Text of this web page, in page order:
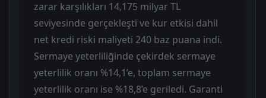
zarar karşılıkları 14,175 milyar TL
seviyesinde gerçekleşti ve kur etkisi dahil
net kredi riski maliyeti 240 baz puana indi.
Sermaye yeterliliğinde çekirdek sermaye
yeterlilik oranı %14,1’e, toplam sermaye
yeterlilik oranı ise %18,8’e geriledi. Garanti